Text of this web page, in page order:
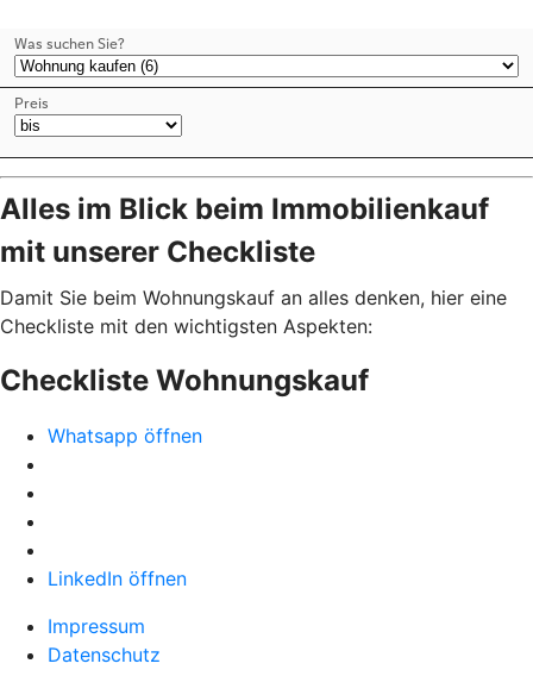
Alles im Blick beim Immobilienkauf
mit unserer Checkliste
Damit Sie beim Wohnungskauf an alles denken, hier eine
Checkliste mit den wichtigsten Aspekten:
Checkliste Wohnungskauf
Whatsapp öffnen
LinkedIn öffnen
Impressum
Datenschutz